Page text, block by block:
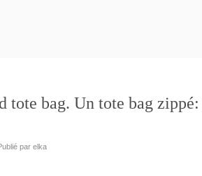
tote bag. Un tote bag
par elka